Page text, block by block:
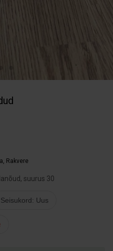
, Rakvere
suurus 30
Seisukord: Uus